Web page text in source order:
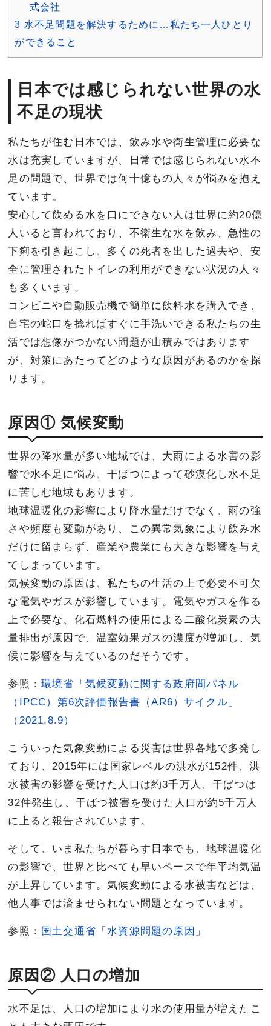
式会社
3 水不足問題を解決するために…私たち一人ひとり
ができること
日本では感じられない世界の水
不足の現状
私たちが住む日本では、飲み水や衛生管理に必要な
水は充実していますが、日常では感じられない水不
足の問題で、世界では何十億もの人々が悩みを抱え
ています。
安心して飲める水を口にできない人は世界に約20億
人いると言われており、不衛生な水を飲み、急性の
下痢を引き起こし、多くの死者を出した過去や、安
全に管理されたトイレの利用ができない状況の人々
も多くいます。
コンビニや自動販売機で簡単に飲料水を購入でき、
自宅の蛇口を捻ればすぐに手洗いできる私たちの生
活では想像がつかない問題が山積みではあります
が、対策にあたってどのような原因があるのかを探
ります。
原因① 気候変動
世界の降水量が多い地域では、大雨による水害の影
響で水不足に悩み、干ばつによって砂漠化し水不足
に苦しむ地域もあります。
地球温暖化の影響により降水量だけでなく、雨の強
さや頻度も変動があり、この異常気象により飲み水
だけに留まらず、産業や農業にも大きな影響を与え
てしまっています。
気候変動の原因は、私たちの生活の上で必要不可欠
な電気やガスが影響しています。電気やガスを作る
上で必要な、化石燃料の使用による二酸化炭素の大
量排出が原因で、温室効果ガスの濃度が増加し、気
候に影響を与えているのだそうです。
参照：環境省「気候変動に関する政府間パネル
（IPCC）第6次評価報告書（AR6）サイクル」
（2021.8.9）
こういった気象変動による災害は世界各地で多発し
ており、2015年には国家レベルの洪水が152件、洪
水被害の影響を受けた人口は約3千万人、干ばつは
32件発生し、干ばつ被害を受けた人口が約5千万人
に上ると報告されています。
そして、いま私たちが暮らす日本でも、地球温暖化
の影響で、世界と比べても早いペースで年平均気温
が上昇しています。気候変動による水被害などは、
他人事では済ませられない問題となっています。
参照： 国土交通省「水資源問題の原因」
原因② 人口の増加
水不足は、人口の増加により水の使用量が増えたこ